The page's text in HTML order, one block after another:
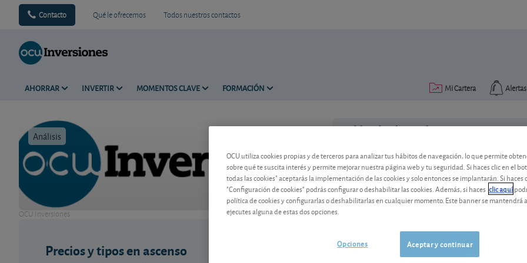
Contacto Qué le ofrecemos Todos nuestros contactos
AHORRAR INVERTIR MOMENTOS CLAVE FORMACIÓN Alertas
Mi Cartera
Análisis
OCU Inversiones
Inmuebles ¿comprar o
Las ventas de viviendas, en especial
los precios tiran al alza. ¿Es momento
Precios y tipos en ascenso
OCU utiliza cookies propias y de terceros para analizar tus hábitos de navegación, lo que permite
sobre qué te suscita interés y permite mejorar nuestra página web y tu seguridad. Si haces clic en el
todas las cookies" aceptarás la implementación de las cookies y solo entonces se implantarán. Si haces
"Configuración de cookies" podrás configurar o deshabilitar las cookies. Además, si haces clic aquí
política de cookies y configurarlas o deshabilitarlas en cualquier momento. Este banner se mantendrá
ejecutes alguna de estas dos opciones.
Aceptar y continuar
Opciones